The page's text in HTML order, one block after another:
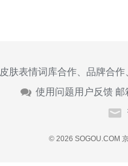
皮肤表情词库合作、品牌合
使用问题用户反馈 邮
© 2026 SOGOU.COM